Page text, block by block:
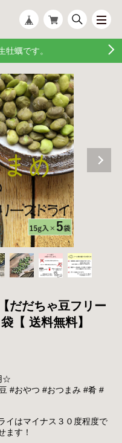
牡蠣です。
だだちゃ豆フリー
【 送料無料】
☆
#おやつ #おつまみ #肴 #
イはマイナス３０度程度で
ます！